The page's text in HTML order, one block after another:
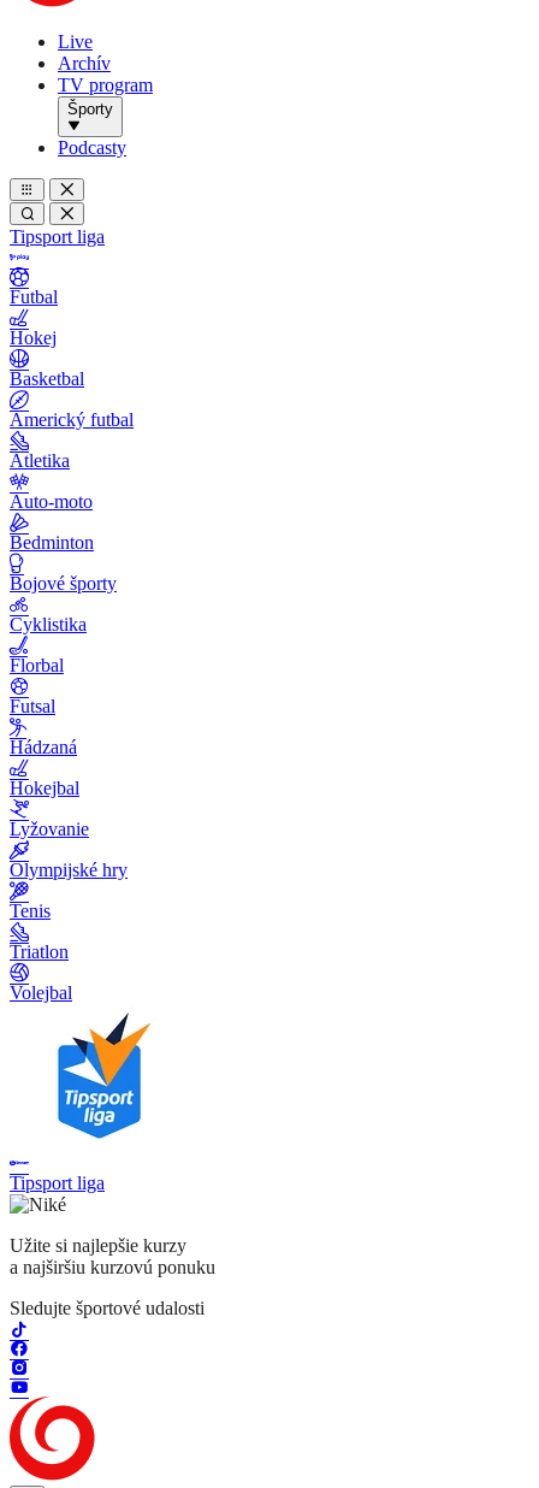
Live
Archív
TV program
Športy
Podcasty
Tipsport liga
Futbal
Hokej
Basketbal
Americký futbal
Atletika
Auto-moto
Bedminton
Bojové športy
Cyklistika
Florbal
Futsal
Hádzaná
Hokejbal
Lyžovanie
Olympijské hry
Tenis
Triatlon
Volejbal
Tipsport liga
Užite si najlepšie kurzy
a najširšiu kurzovú ponuku
Sledujte športové udalosti